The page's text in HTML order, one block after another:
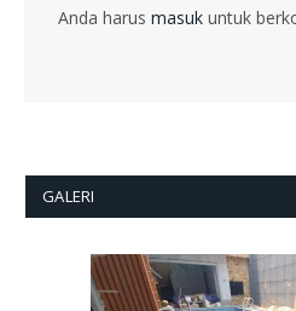
Anda harus masuk untuk
GALERI